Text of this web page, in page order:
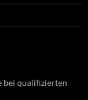
bei qualifizierten